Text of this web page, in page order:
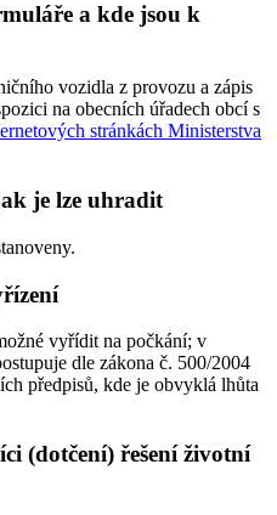
a kde jsou k
vozidla z provozu a zápis
na obecních úřadech obcí s
stránkách Ministerstva
je lze uhradit
vyřídit na počkání; v
dle zákona č. 500/2004
předpisů, kde je obvyklá lhůta
(dotčení) řešení životní